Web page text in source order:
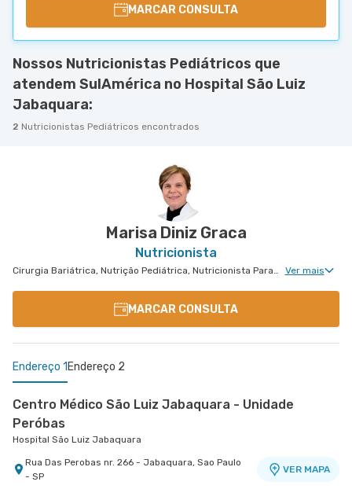
MARCAR CONSULTA
Nossos Nutricionistas Pediátricos que
atendem SulAmérica no Hospital São Luiz
Jabaquara:
2 Nutricionistas Pediátricos encontrados
Marisa Diniz Graca
Nutricionista
Cirurgia Bariátrica, Nutrição Pediátrica, Nutricionista Para Cirurgia Bariátrica Ver mais
MARCAR CONSULTA
Endereço 1 Endereço 2
Centro Médico São Luiz Jabaquara - Unidade
Peróbas
Hospital São Luiz Jabaquara
Rua Das Perobas nr. 266 - Jabaquara, Sao Paulo
- SP
VER MAPA